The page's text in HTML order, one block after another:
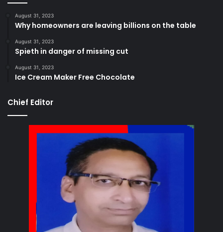
August 31, 2023
Why homeowners are leaving billions on the table
August 31, 2023
Spieth in danger of missing cut
August 31, 2023
Ice Cream Maker Free Chocolate
Chief Editor